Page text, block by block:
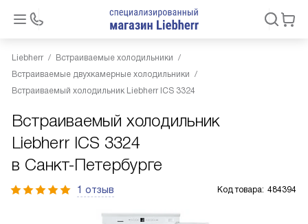
Liebherr
Встраиваемые холодильники
Встраиваемые двухкамерные холодильники
Встраиваемый холодильник Liebherr ICS 3324
Встраиваемый холодильник
Liebherr ICS 3324
в Санкт-Петербурге
1 отзыв Код товара: 484394